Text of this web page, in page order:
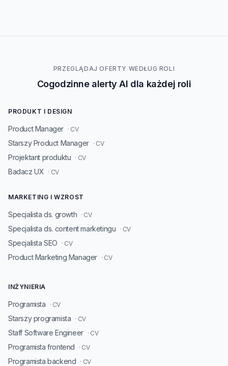
PRZEGLĄDAJ OFERTY WEDŁUG ROLI
Cogodzinne alerty AI dla każdej roli
PRODUKT I DESIGN
Product Manager · CV
Starszy Product Manager · CV
Projektant produktu · CV
Badacz UX · CV
MARKETING I WZROST
Specjalista ds. growth · CV
Specjalista ds. content marketingu · CV
Specjalista SEO · CV
Product Marketing Manager · CV
INŻYNIERIA
Programista · CV
Starszy programista · CV
Staff Software Engineer · CV
Programista frontend · CV
Programista backend · CV